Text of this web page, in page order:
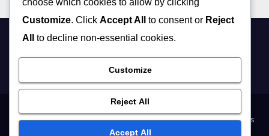
trail-pic-3-seigneurs.fr
À propos de nousContactez-nousPolitique de protection des données
Customize. Click Accept All to consent or Reject
All
to decline non-essential cookies.
Customize
Reject All
Accept All